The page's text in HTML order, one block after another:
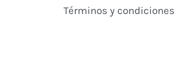
Términos y condiciones